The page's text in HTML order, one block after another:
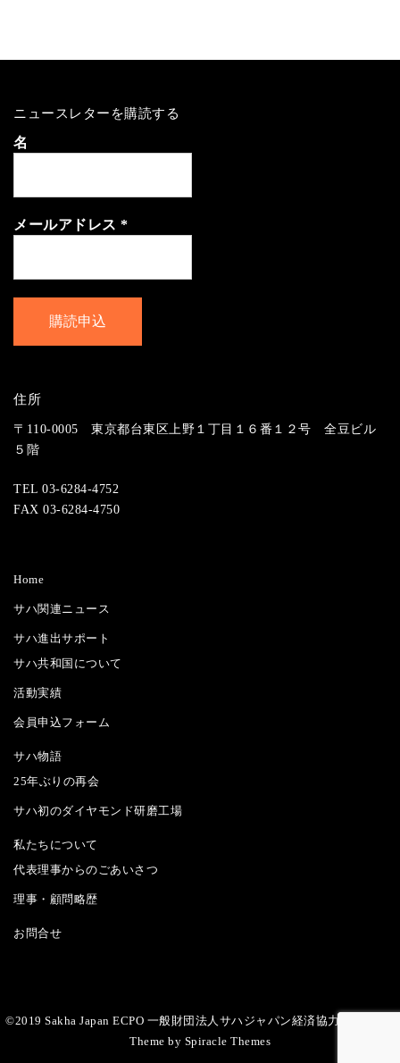
ニュースレターを購読する
名
メールアドレス *
住所
〒110-0005 東京都台東区上野１丁目１６番１２号 全豆ビル
５階
TEL 03-6284-4752
FAX 03-6284-4750
Home
サハ関連ニュース
サハ進出サポート
サハ共和国について
活動実績
会員申込フォーム
サハ物語
25年ぶりの再会
サハ初のダイヤモンド研磨工場
私たちについて
代表理事からのごあいさつ
理事・顧問略歴
お問合せ
©2019 Sakha Japan ECPO 一般財団法人サハジャパン経済協力推進機構
Theme by Spiracle Themes